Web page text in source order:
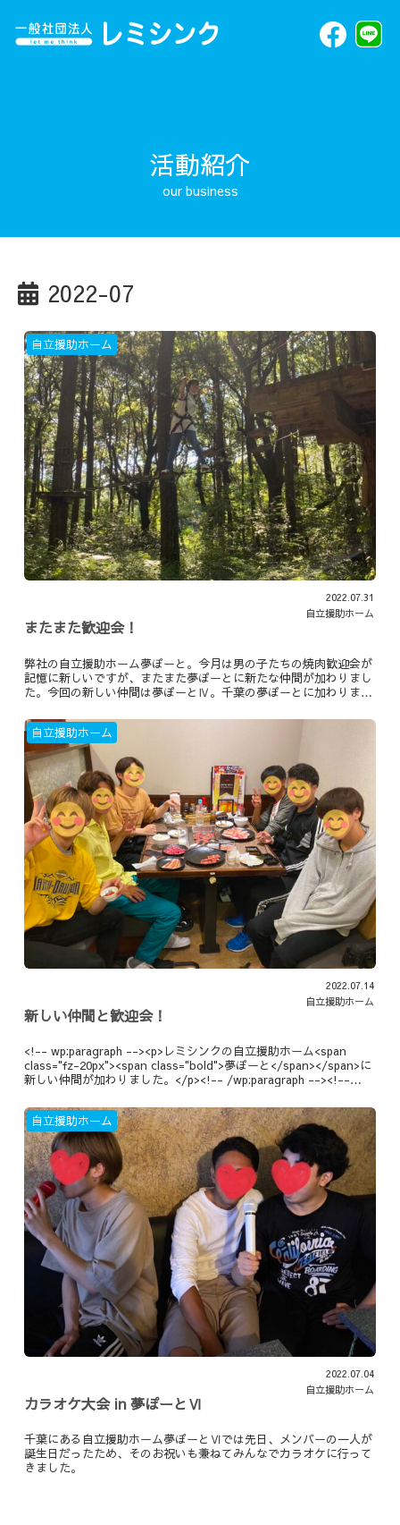
活動紹介
2022-07
自立援助ホーム
2022.07.31
自立援助ホーム
またまた歓迎会！
弊社の自立援助ホーム夢ぽーと。今月は男の子たちの焼肉歓迎会が
記憶に新しいですが、またまた夢ぽーとに新たな仲間が加わりまし
た。今回の新しい仲間は夢ぽーとⅣ。千葉の夢ぽーとに加わりま
自立援助ホーム
2022.07.14
自立援助ホーム
新しい仲間と歓迎会！
<!-- wp:paragraph --><p>レミシンクの自立援助ホーム<span
class="fz-20px"><span class="bold">夢ぽーと</span></span>に
新しい仲間が加わりました。</p><!-- /wp:paragraph --><!--
class="marker-under">早速歓迎会です！</span></span></p><!-
- /wp:paragraph -->
自立援助ホーム
2022.07.04
自立援助ホーム
カラオケ大会 in 夢ぽーとⅥ
千葉にある自立援助ホーム夢ぽーとⅥでは先日、メンバーの一人が
誕生日だったため、そのお祝いも兼ねてみんなでカラオケに行って
きました。